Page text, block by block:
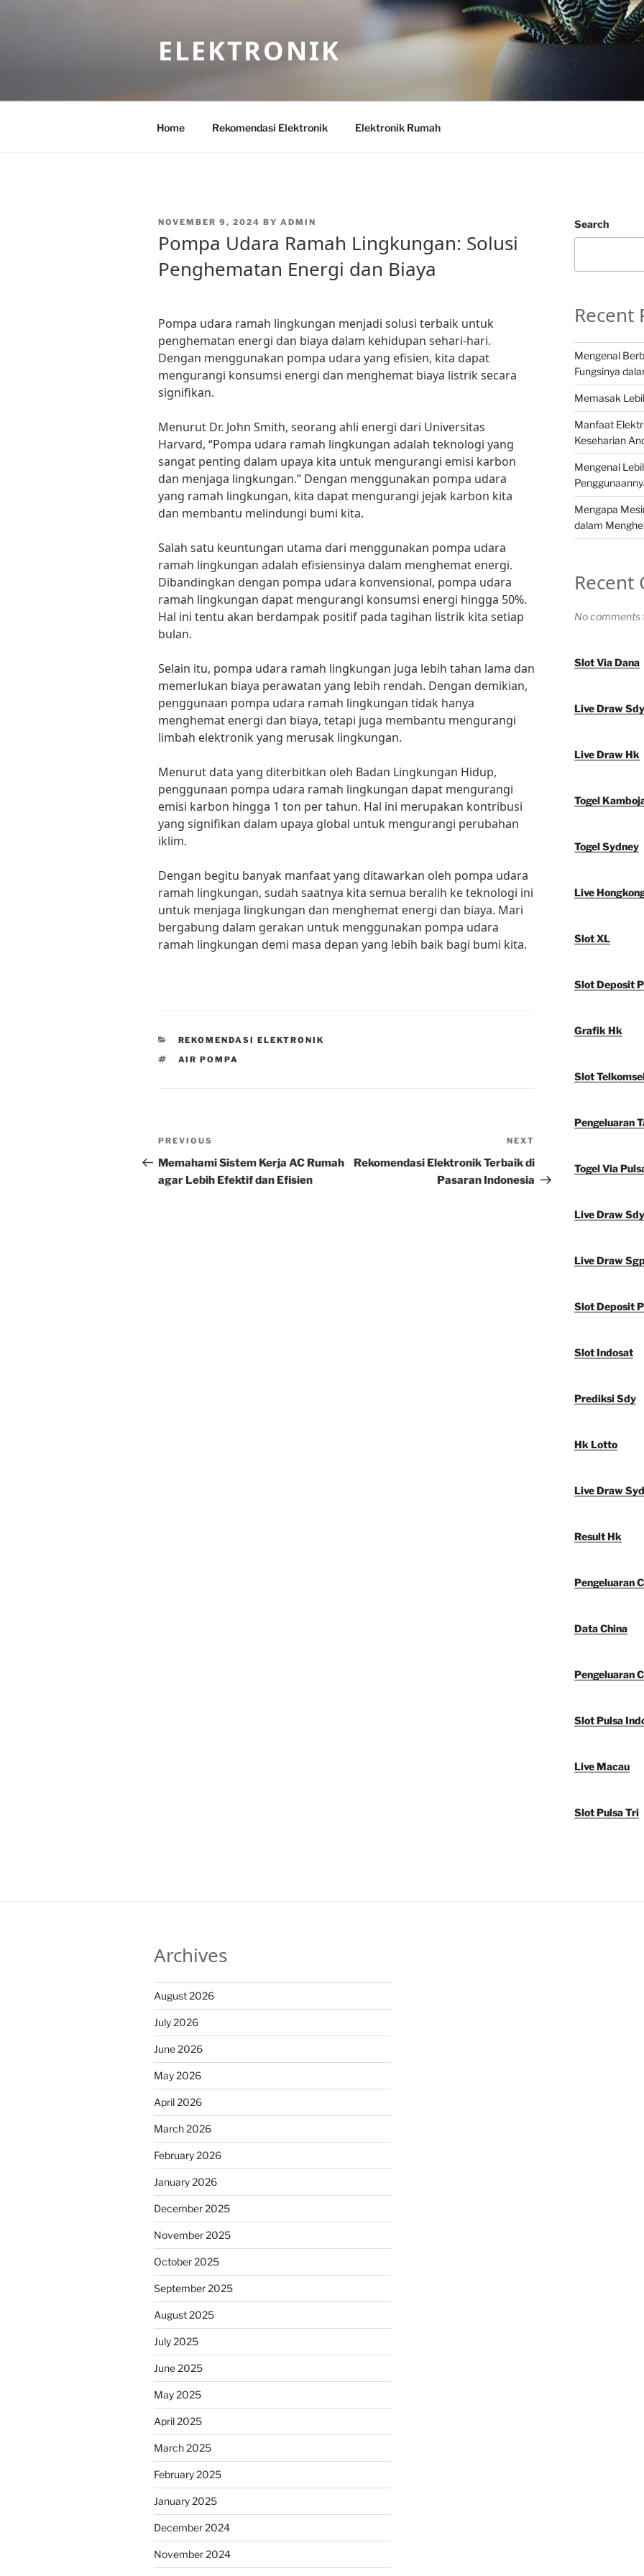
ELEKTRONIK
Home Rekomendasi Elektronik Elektronik Rumah
POSTED
NOVEMBER 9, 2024 BY ADMIN
Pompa Udara Ramah Lingkungan: Solusi
Penghematan Energi dan Biaya
Pompa udara ramah lingkungan menjadi solusi terbaik untuk
penghematan energi dan biaya dalam kehidupan sehari-hari.
Dengan menggunakan pompa udara yang efisien, kita dapat
mengurangi konsumsi energi dan menghemat biaya listrik secara
signifikan.
Menurut Dr. John Smith, seorang ahli energi dari Universitas
Harvard, “Pompa udara ramah lingkungan adalah teknologi yang
sangat penting dalam upaya kita untuk mengurangi emisi karbon
dan menjaga lingkungan.” Dengan menggunakan pompa udara
yang ramah lingkungan, kita dapat mengurangi jejak karbon kita
dan membantu melindungi bumi kita.
Salah satu keuntungan utama dari menggunakan pompa udara
ramah lingkungan adalah efisiensinya dalam menghemat energi.
Dibandingkan dengan pompa udara konvensional, pompa udara
ramah lingkungan dapat mengurangi konsumsi energi hingga 50%.
Hal ini tentu akan berdampak positif pada tagihan listrik kita setiap
bulan.
Selain itu, pompa udara ramah lingkungan juga lebih tahan lama dan
memerlukan biaya perawatan yang lebih rendah. Dengan demikian,
penggunaan pompa udara ramah lingkungan tidak hanya
menghemat energi dan biaya, tetapi juga membantu mengurangi
limbah elektronik yang merusak lingkungan.
Menurut data yang diterbitkan oleh Badan Lingkungan Hidup,
penggunaan pompa udara ramah lingkungan dapat mengurangi
emisi karbon hingga 1 ton per tahun. Hal ini merupakan kontribusi
yang signifikan dalam upaya global untuk mengurangi perubahan
iklim.
Dengan begitu banyak manfaat yang ditawarkan oleh pompa udara
ramah lingkungan, sudah saatnya kita semua beralih ke teknologi ini
untuk menjaga lingkungan dan menghemat energi dan biaya. Mari
bergabung dalam gerakan untuk menggunakan pompa udara
ramah lingkungan demi masa depan yang lebih baik bagi bumi kita.
CATEGORIES
REKOMENDASI ELEKTRONIK
TAGS
AIR POMPA
Post
navigation
Previous
Post
PREVIOUS
Memahami Sistem Kerja AC Rumah
agar Lebih Efektif dan Efisien
Post
NEXT
Rekomendasi Elektronik Terbaik di
Pasaran Indonesia
Search
Recent
Mengenal
Fungsinya
Memasak
Manfaat
Keseharian
Mengenal
Mengapa
dalam
Recent
No comments
Slot Via Dana
Live Draw Sdy
Live Draw Hk
Togel
Togel Sydney
Live
Slot XL
Slot Deposit
Grafik Hk
Slot
Pengeluaran
Togel Via
Live Draw Sdy
Live Draw
Slot Deposit
Slot Indosat
Prediksi Sdy
Hk Lotto
Live Draw
Result Hk
Pengeluaran
Data China
Pengeluaran
Slot Pulsa
Live Macau
Slot Pulsa Tri
Archives
August 2026
July 2026
June 2026
May 2026
April 2026
March 2026
February 2026
January 2026
December 2025
November 2025
October 2025
September 2025
August 2025
July 2025
June 2025
May 2025
April 2025
March 2025
February 2025
January 2025
December 2024
November 2024